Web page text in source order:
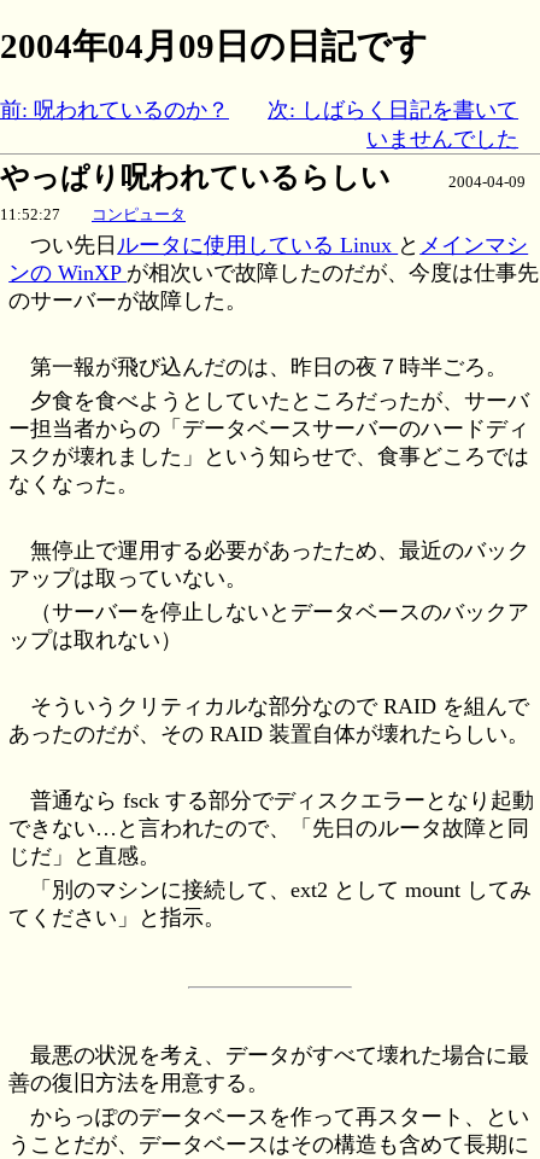
2004年04月09日の日記です
前: 呪われているのか？
次: しばらく日記を書いて
いませんでした
やっぱり呪われているらしい
2004-04-09
11:52:27
コンピュータ
つい先日 ルータに使用している Linux と メインマシ
ンの WinXP が相次いで故障したのだが、今度は仕事先
のサーバーが故障した。
第一報が飛び込んだのは、昨日の夜７時半ごろ。
夕食を食べようとしていたところだったが、サーバ
ー担当者からの「データベースサーバーのハードディ
スクが壊れました」という知らせで、食事どころでは
なくなった。
無停止で運用する必要があったため、最近のバック
アップは取っていない。
（サーバーを停止しないとデータベースのバックア
ップは取れない）
そういうクリティカルな部分なので RAID を組んで
あったのだが、その RAID 装置自体が壊れたらしい。
普通なら fsck する部分でディスクエラーとなり起動
できない…と言われたので、「先日のルータ故障と同
じだ」と直感。
「別のマシンに接続して、ext2 として mount してみ
てください」と指示。
最悪の状況を考え、データがすべて壊れた場合に最
善の復旧方法を用意する。
からっぽのデータベースを作って再スタート、とい
うことだが、データベースはその構造も含めて長期に